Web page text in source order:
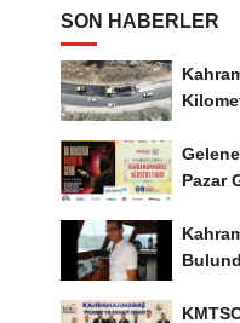
SON HABERLER
Pazar